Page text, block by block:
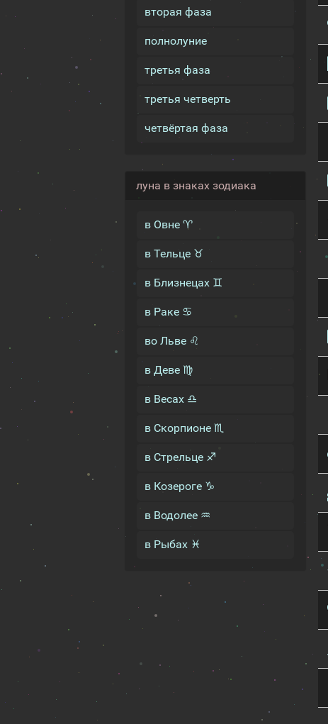
вторая фаза
полнолуние
третья фаза
третья четверть
четвёртая фаза
луна в знаках зодиака
в Овне ♈
в Тельце ♉
в Близнецах ♊
в Раке ♋
во Льве ♌
в Деве ♍
в Весах ♎
в Скорпионе ♏
в Стрельце ♐
в Козероге ♑
в Водолее ♒
в Рыбах ♓